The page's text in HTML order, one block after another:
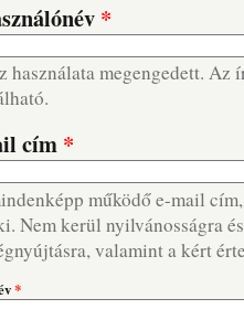
*
használata megengedett. Az
cím *
működő e-mail
Nem kerül nyilvánosságra
valamint a kért
*